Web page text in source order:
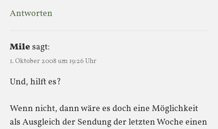
Antworten
Milesagt:
1. Oktober 2008 um 19:26 Uhr
Und, hilft es?
Wenn nicht, dann wäre es doch eine Möglichkeit
als Ausgleich der Sendung der letzten Woche einen